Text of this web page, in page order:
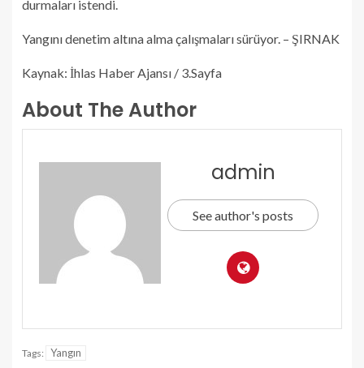
durmaları istendi.
Yangını denetim altına alma çalışmaları sürüyor. – ŞIRNAK
Kaynak: İhlas Haber Ajansı / 3.Sayfa
About The Author
admin
See author's posts
Tags: Yangın